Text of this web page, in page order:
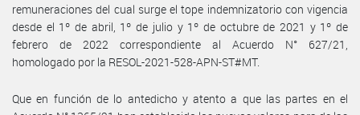
remuneraciones del cual surge el tope indemnizatorio con vigencia
desde el 1º de abril, 1º de julio y 1º de octubre de 2021 y 1º de
febrero de 2022 correspondiente al Acuerdo N° 627/21,
homologado por la RESOL-2021-528-APN-ST#MT.
Que en función de lo antedicho y atento a que las partes en el